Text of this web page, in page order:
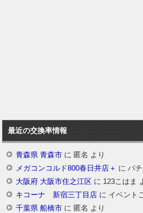
最近の交換率情報
青森県 青森市に 匿名 より
メガコンコルド800春日井店＋ に パ
大阪府 大阪市住之江区 に 123こはま
キコーナ 新宿三丁目店に イベント
千葉県 船橋市に 匿名 より